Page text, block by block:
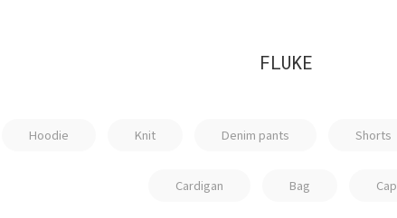
FLUKE
Hoodie Knit Denim pants Shorts
Cardigan Bag Cap